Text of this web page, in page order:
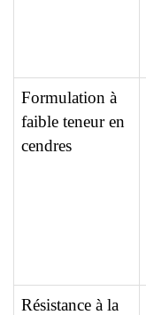
Formulation à
faible teneur en
cendres
Résistance à la